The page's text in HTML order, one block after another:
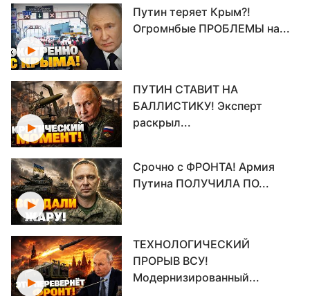
Путин теряет Крым?!
Огромнбые ПРОБЛЕМЫ на...
ПУТИН СТАВИТ НА
БАЛЛИСТИКУ! Эксперт
раскрыл...
Срочно с ФРОНТА! Армия
Путина ПОЛУЧИЛА ПО...
ТЕХНОЛОГИЧЕСКИЙ
ПРОРЫВ ВСУ!
Модернизированный...